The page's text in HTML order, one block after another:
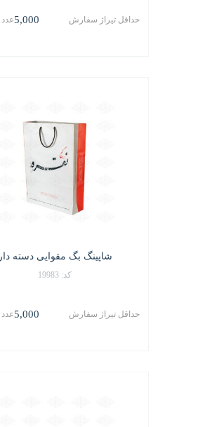
حداقل تیراژ سفارش 5,000عدد
شاپینگ بگ مقوایی دسته دار
کد: 19983
حداقل تیراژ سفارش 5,000عدد